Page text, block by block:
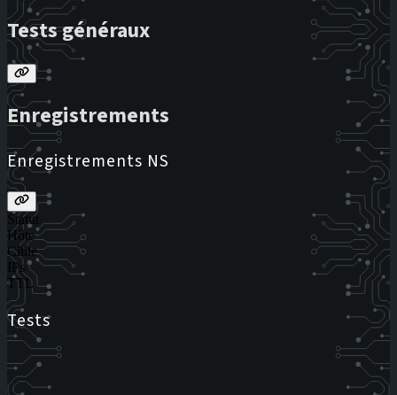
Tests généraux
Enregistrements
Enregistrements NS
Statut
Hôte
Cible
IPs
TTL
Tests